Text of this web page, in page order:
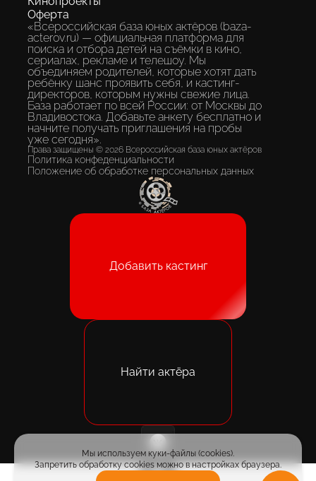
Мы используем куки-файлы (cookies).
Запретить обработку cookies можно в настройках браузера.
Оферта
«Всероссийская база юных актёров (baza-
acterov.ru) — официальная платформа для
поиска и отбора детей на съёмки в кино,
сериалах, рекламе и телешоу. Мы
объединяем родителей, которые хотят дать
ребёнку шанс проявить себя, и кастинг-
директоров, которым нужны свежие лица.
База работает по всей России: от Москвы до
Владивостока. Добавьте анкету бесплатно и
начните получать приглашения на пробы
уже сегодня».
Права защищены © 2026 Всероссийская база юных актёров
Политика конфеденциальности
Положение об обработке персональных данных
Добавить кастинг
Найти актёра